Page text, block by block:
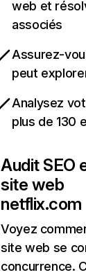
web et
associés
Assurez-
peut
Analysez
plus de 130
Audit SEO
site web
netflix.com
Voyez
site web se
concurrence.